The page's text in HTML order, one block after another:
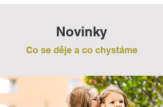
Novinky
Co se děje a co chystáme